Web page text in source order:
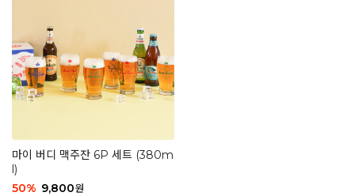
마이 버디 맥주잔 6P 세트 (380m
l)
50% 9,800원